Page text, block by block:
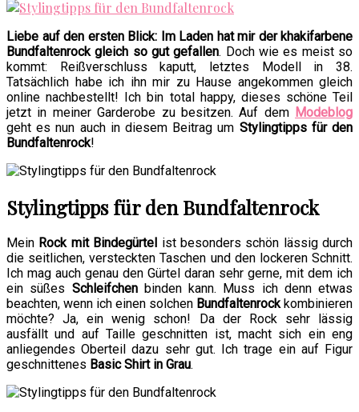
Liebe auf den ersten Blick: Im Laden hat mir der khakifarbene
Bundfaltenrock gleich so gut gefallen. Doch wie es meist so
kommt: Reißverschluss kaputt, letztes Modell in 38.
Tatsächlich habe ich ihn mir zu Hause angekommen gleich
online nachbestellt! Ich bin total happy, dieses schöne Teil
jetzt in meiner Garderobe zu besitzen. Auf dem Modeblog
geht es nun auch in diesem Beitrag um Stylingtipps für den
Bundfaltenrock!
Stylingtipps für den Bundfaltenrock
Mein Rock mit Bindegürtel ist besonders schön lässig durch
die seitlichen, versteckten Taschen und den lockeren Schnitt.
Ich mag auch genau den Gürtel daran sehr gerne, mit dem ich
ein süßes Schleifchenbinden kann. Muss ich denn etwas
beachten, wenn ich einen solchen Bundfaltenrockkombinieren
möchte? Ja, ein wenig schon! Da der Rock sehr lässig
ausfällt und auf Taille geschnitten ist, macht sich ein eng
anliegendes Oberteil dazu sehr gut. Ich trage ein auf Figur
geschnittenes Basic Shirt in Grau.